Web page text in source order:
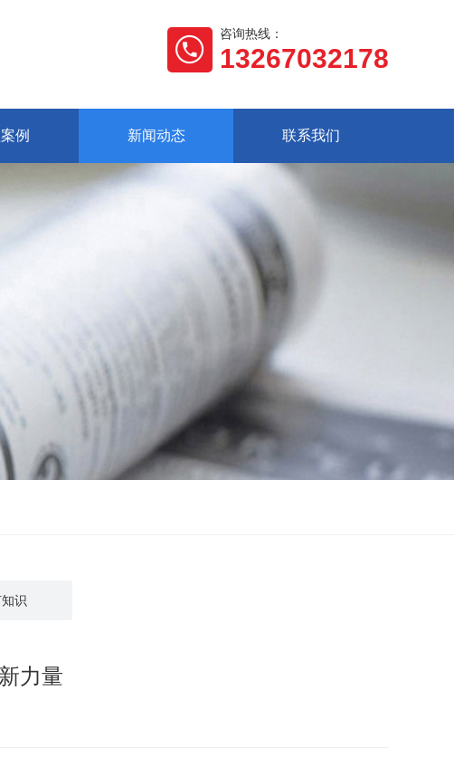
咨询热线：
13267032178
例 新闻动态 联系我们
识
力量